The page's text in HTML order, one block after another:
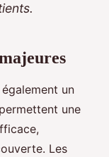
un
une
Les